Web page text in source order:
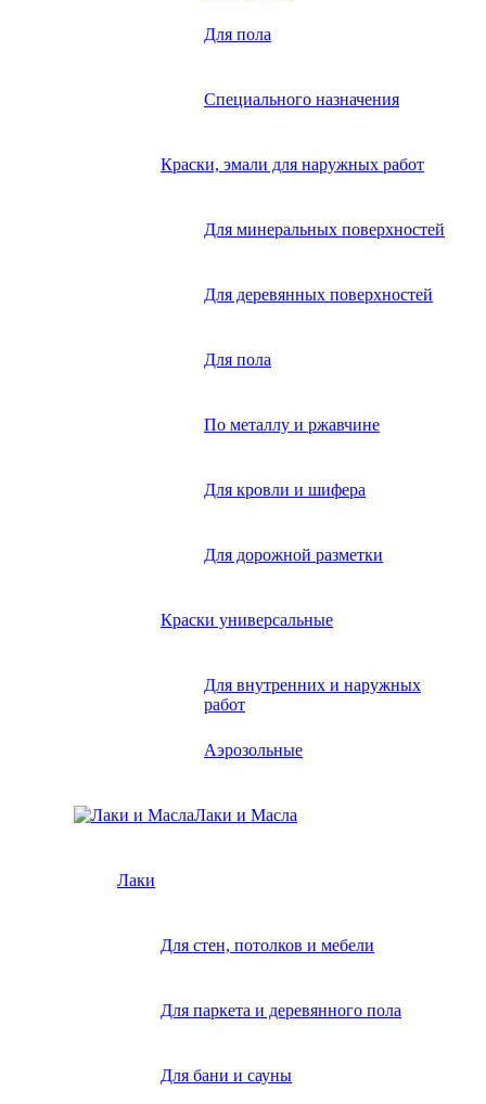
Для пола
Специального назначения
Краски, эмали для наружных работ
Для минеральных поверхностей
Для деревянных поверхностей
Для пола
По металлу и ржавчине
Для кровли и шифера
Для дорожной разметки
Краски универсальные
Для внутренних и наружных
работ
Аэрозольные
Лаки и Масла
Лаки
Для стен, потолков и мебели
Для паркета и деревянного пола
Для бани и сауны